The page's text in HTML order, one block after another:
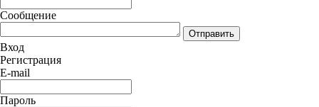
Сообщение
Отправить
Вход
Регистрация
E-mail
Пароль